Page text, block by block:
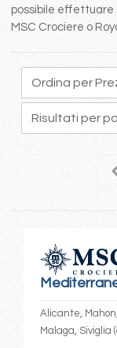
possibile effettuare
MSC Crociere o
Alicante,
Malaga, Siviglia